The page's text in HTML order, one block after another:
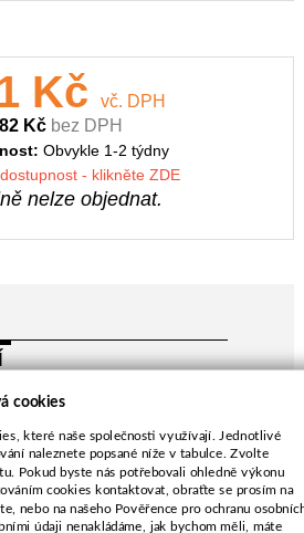
Kč
vč. DPH
Kč bez DPH
Obvykle 1-2 týdny
- klikněte ZDE
nelze objednat.
děr-8,5 mm
cookies
které naše společnosti využívají. Jednotlivé
naleznete popsané níže v tabulce. Zvolte
Pokud byste nás potřebovali ohledně výkonu
cookies kontaktovat, obraťte se prosím na
nebo na našeho Pověřence pro ochranu
údaji nenakládáme, jak bychom měli, máte